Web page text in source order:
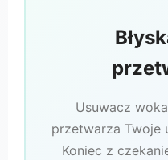
Usuwacz
przetwarza Twoje
Koniec z